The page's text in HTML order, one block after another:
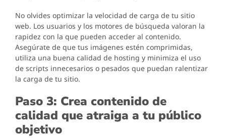
No olvides optimizar la velocidad de carga de tu sitio
web. Los usuarios y los motores de búsqueda valoran la
rapidez con la que pueden acceder al contenido.
Asegúrate de que tus imágenes estén comprimidas,
utiliza una buena calidad de hosting y minimiza el uso
de scripts innecesarios o pesados que puedan ralentizar
la carga de tu sitio.
Paso 3: Crea contenido de
calidad que atraiga a tu público
objetivo